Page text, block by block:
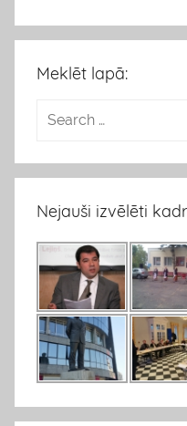
Meklēt lapā:
Nejauši izvēlēti